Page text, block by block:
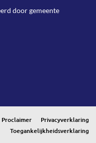
doorgemeente
Proclaimer
Privacyverklaring
Toegankelijkheidsverklaring